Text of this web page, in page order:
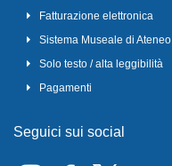
Fatturazione elettronica
Sistema Museale di Ateneo
Solo testo / alta leggibilità
Pagamenti
Seguici sui social